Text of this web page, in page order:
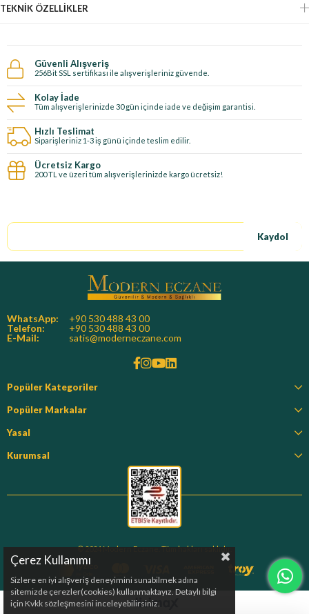
TEKNIK ÖZELLIKLER
Güvenli Alışveriş
256Bit SSL sertifikası ile alışverişleriniz güvende.
Kolay İade
Tüm alışverişlerinizde 30 gün içinde iade ve değişim garantisi.
Hızlı Teslimat
Siparişleriniz 1-3 iş günü içinde teslim edilir.
Ücretsiz Kargo
200 TL ve üzeri tüm alışverişlerinizde kargo ücretsiz!
Kaydol
WhatsApp:
+90 530 488 43 00
Telefon:
+90 530 488 43 00
E-Mail:
satis@moderneczane.com
Popüler Kategoriler
Popüler Markalar
Yasal
Kurumsal
© 2024 Modern Eczane. Tüm hakları saklıdır.
Çerez Kullanımı
Sizlere en iyi alışveriş deneyimini sunabilmek adına
sitemizde çerezler(cookies) kullanmaktayız. Detaylı bilgi
için Kvkk sözleşmesini inceleyebilirsiniz.